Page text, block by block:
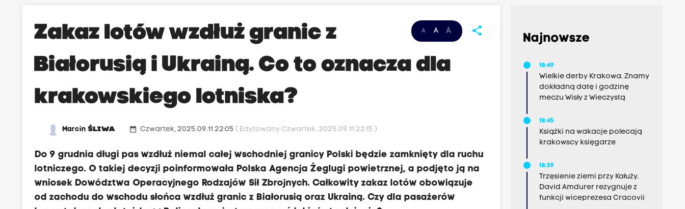
A A A share
Zakaz lotów wzdłuż granic z
Białorusią i Ukrainą. Co to oznacza dla
krakowskiego lotniska?
MarcinŚLIWA date_range Czwartek, 2025.09.11 22:05( Edytowany Czwartek, 2025.09.11 22:15 )
Do 9 grudnia długi pas wzdłuż niemal całej wschodniej granicy Polski będzie zamknięty dla ruchu
lotniczego. O takiej decyzji poinformowała Polska Agencja Żeglugi powietrznej, a podjęto ją na
wniosek Dowództwa Operacyjnego Rodzajów Sił Zbrojnych. Całkowity zakaz lotów obowiązuje
od zachodu do wschodu słońca wzdłuż granic z Białorusią oraz Ukrainą. Czy dla pasażerów
Najnowsze
18:49
Wielkie derby Krakowa. Znamy
dokładną datę i godzinę
meczu Wisły z Wieczystą
18:45
Książki na wakacje polecają
krakowscy księgarze
18:39
Trzęsienie ziemi przy Kałuży.
David Amdurer rezygnuje z
funkcji wiceprezesa Cracovii